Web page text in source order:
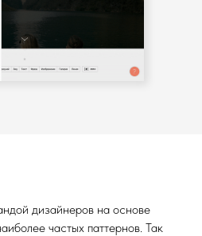
дизайнеров на основе
частых паттернов. Так